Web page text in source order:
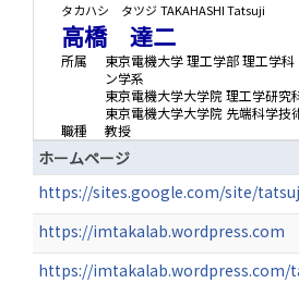
タカハシ タツジTAKAHASHI Tatsuji
高橋 達二
所属
東京電機大学 理工学部 理工学
ン学系
東京電機大学大学院 理工学研究
東京電機大学大学院 先端科学技
職種
教授
ホームページ
https://sites.google.com/site/
https://imtakalab.wordpress.com
https://imtakalab.wordpress.com/